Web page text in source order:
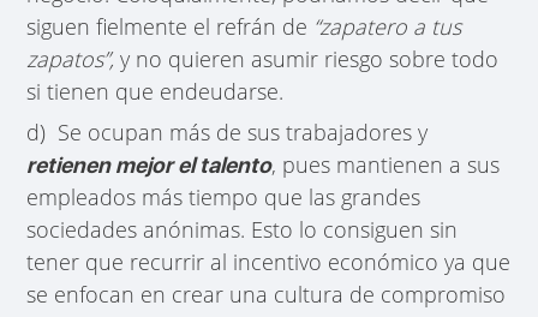
siguen fielmente el refrán de “zapatero a tus
zapatos”, y no quieren asumir riesgo sobre todo
si tienen que endeudarse.
d) Se ocupan más de sus trabajadores y
retienen mejor el talento, pues mantienen a sus
empleados más tiempo que las grandes
sociedades anónimas. Esto lo consiguen sin
tener que recurrir al incentivo económico ya que
se enfocan en crear una cultura de compromiso